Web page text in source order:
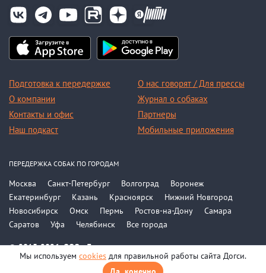
Подготовка к передержке
О компании
Контакты и офис
Наш подкаст
О нас говорят / Для прессы
Журнал о собаках
Партнеры
Мобильные приложения
© 2015-2026, ООО «Догси»
Политика конфиденциальности
ПЕРЕДЕРЖКА СОБАК ПО ГОРОДАМ
Москва Санкт-Петербург Волгоград
Воронеж
Екатеринбург
Казань Красноярск
Нижний Новгород
Новосибирск
Омск Пермь Ростов-на-Дону
Самара
Саратов
Уфа Челябинск Все города
Мы используем cookies для правильной работы сайта Догси.